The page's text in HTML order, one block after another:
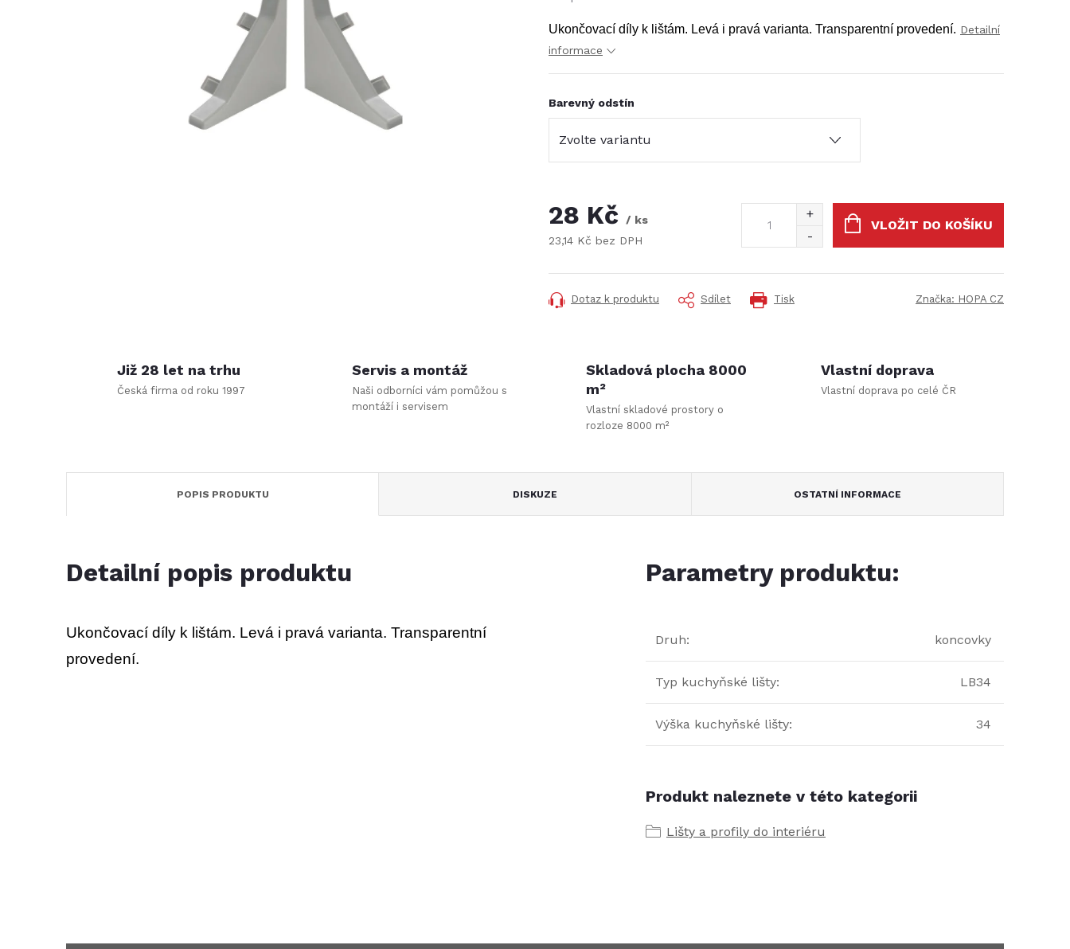
Ukončovací díly k lištám. Levá i pravá varianta. Transparentní provedení. Detailní
informace
Barevný odstín
28 Kč
/ ks
23,14 Kč bez DPH
cena:
VLOŽIT DO KOŠÍKU
Tisk
Dotaz k produktu Sdílet Značka: HOPA CZ
Již 28 let na trhu
Česká firma od roku 1997
Servis a montáž
Naši odborníci vám pomůžou s
montáží i servisem
Skladová plocha 8000
m²
Vlastní skladové prostory o
rozloze 8000 m²
Vlastní doprava
Vlastní doprava po celé ČR
POPIS PRODUKTU DISKUZE OSTATNÍ INFORMACE
Detailní popis produktu
Ukončovací díly k lištám. Levá i pravá varianta. Transparentní
provedení.
Parametry produktu:
Druh: koncovky
Typ kuchyňské lišty: LB34
Výška kuchyňské lišty: 34
Produkt naleznete v této kategorii
Lišty a profily do interiéru